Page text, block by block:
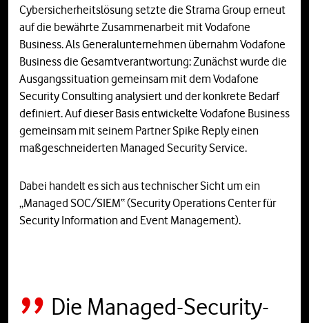
Cybersicherheitslösung setzte die Strama Group erneut
auf die bewährte Zusammenarbeit mit Vodafone
Business. Als Generalunternehmen übernahm Vodafone
Business die Gesamtverantwortung: Zunächst wurde die
Ausgangssituation gemeinsam mit dem Vodafone
Security Consulting analysiert und der konkrete Bedarf
definiert. Auf dieser Basis entwickelte Vodafone Business
gemeinsam mit seinem Partner Spike Reply einen
maßgeschneiderten Managed Security Service.
Dabei handelt es sich aus technischer Sicht um ein
„Managed SOC/SIEM“ (Security Operations Center für
Security Information and Event Management).
Die Managed-Security-